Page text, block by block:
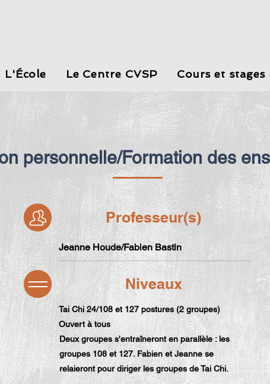
L'École Le Centre CVSP Cours et stages
personnelle/Formation des
Professeur(s)
Jeanne Houde/Fabien Bastin
Niveaux
Tai Chi 24/108 et 127 postures (2 groupes)
Ouvert à tous
Deux groupes s'entraîneront en parallèle : les
groupes 108 et 127. Fabien et Jeanne se
relaieront pour diriger les groupes de Tai Chi.